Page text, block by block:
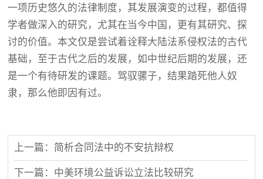
一项历史悠久的法律制度，其发展演变的过程，都值得
学者做深入的研究，尤其在当今中国，更有其研究、探
讨的价值。本文仅是尝试着诠释大陆法系侵权法的古代
基础，至于古代之后的发展，如中世纪后期的发展，还
是一个有待研发的课题。驾驭骡子，结果踏死他人奴
隶，那么他即因有过。
上一篇：简析合同法中的不安抗辩权
下一篇：中美环境公益诉讼立法比较研究